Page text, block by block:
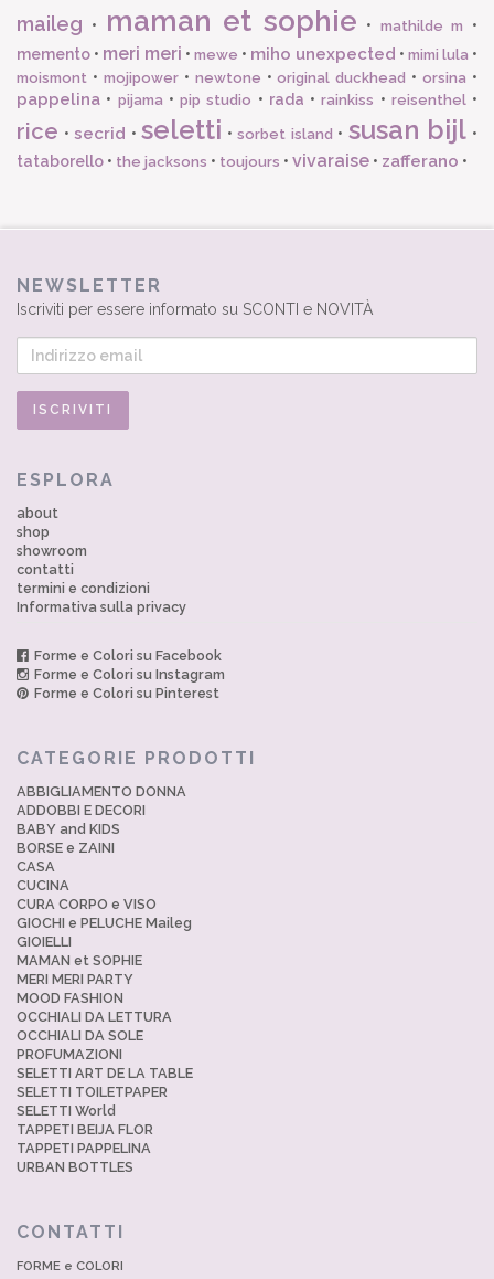
maileg • maman et sophie • mathilde m
•
memento • meri meri • mewe • miho unexpected • mimi lula •
moismont • mojipower• newtone •original duckhead •orsina •
pappelina • pijama • pip studio • rada •rainkiss • reisenthel•
rice •secrid •seletti •sorbet island • susan bijl •
tataborello • the jacksons • toujours • vivaraise • zafferano •
NEWSLETTER
Iscriviti per essere informato su SCONTI e NOVITÀ
ESPLORA
about
shop
showroom
contatti
termini e condizioni
Informativa sulla privacy
Forme e Colori su Facebook
Forme e Colori su Instagram
Forme e Colori su Pinterest
CATEGORIE PRODOTTI
ABBIGLIAMENTO DONNA
ADDOBBI E DECORI
BABY and KIDS
BORSE e ZAINI
CASA
CUCINA
CURA CORPO e VISO
GIOCHI e PELUCHE Maileg
GIOIELLI
MAMAN et SOPHIE
MERI MERI PARTY
MOOD FASHION
OCCHIALI DA LETTURA
OCCHIALI DA SOLE
PROFUMAZIONI
SELETTI ART DE LA TABLE
SELETTI TOILETPAPER
SELETTI World
TAPPETI BEIJA FLOR
TAPPETI PAPPELINA
URBAN BOTTLES
CONTATTI
FORME e COLORI